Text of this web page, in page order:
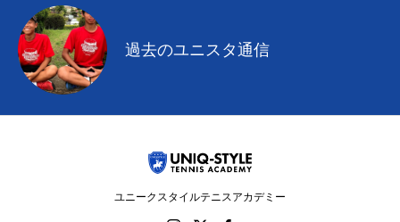
過去のユニスタ通信
ユニークスタイルテニスアカデミー